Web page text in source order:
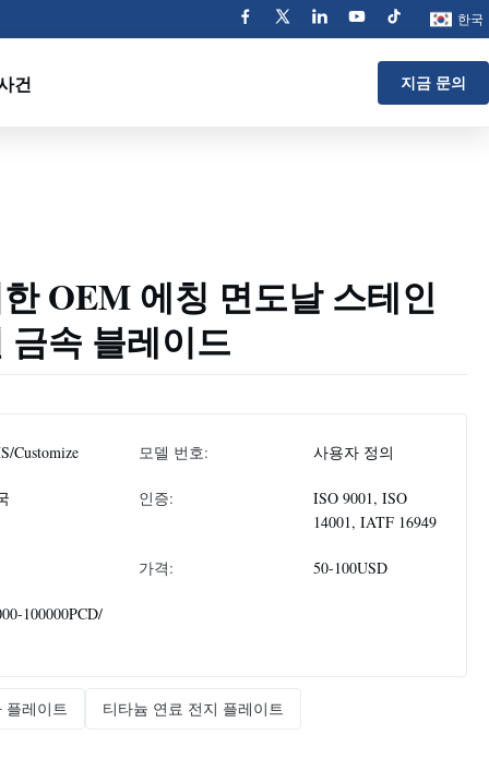
한국
건 지금 문의
OEM 에칭 면도날 스테인
속 블레이드
Customize 모델 번호: 사용자 정의
인증:
ISO 9001, ISO
14001, IATF 16949
가격: 50-100USD
100000PCD/
플레이트
티타늄 연료 전지 플레이트